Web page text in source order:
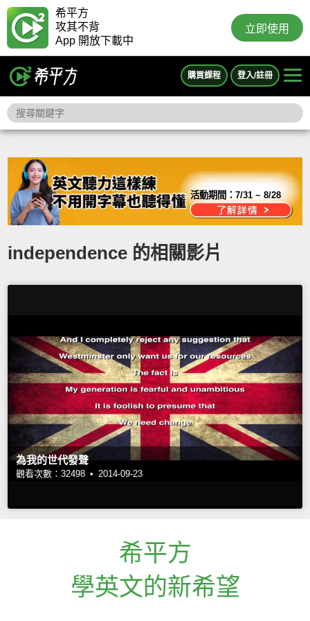
希平方
攻其不背
App 開放下載中
立即使用
購買課程 登入/註冊
活動期間：7/31 ~ 8/28
independence 的相關影片
為我的世代發聲
觀看次數：32498 • 2014-09-23
希平方
學英文的新希望